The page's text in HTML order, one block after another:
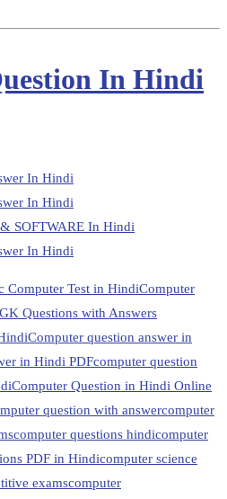
In Hindi
In Hindi
In Hindi
SOFTWARE In Hindi
In Hindi
Computer Test in HindiComputer
Questions with Answers
Computer question answer in
in Hindi PDFcomputer question
Computer Question in Hindi Online
question with answercomputer
computer questions hindicomputer
PDF in Hindicomputer science
examscomputer